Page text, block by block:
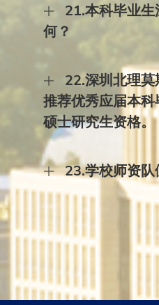
莫斯科大学插班生专项、
划、中俄政府互换奖学金
计划等项目资助。
罗斯大学进行专业课学习
上，具备用俄语开展专业
主要由莫斯科大学教师授
课教师和俄语语言课教师
地适应用俄语学习专业课
二年级开设英语课。 单学
语、俄语作为本科生的必
与其他大学有所不同。具
教育部的规定，通常在大
业工作（有别于大类招生
在学期间，只能转一次专
不得转回原专业。 （3）
专业，需要转入专业有空
核。最终不仅要学校同意
的同意。转入新专业有可
学籍专业转到单学籍专业
学校批准。转出双学籍专
学籍，转入新专业需要降
转到单学籍专业，需要转
准。转入新专业有可能需
专业转到双学籍专业，不
被莫斯科大学录取，这里
该生是否参加过学校测试
学起等诸多问题。因此，
21.本科毕业
何？
答：我校现有三届本科毕
业，毕业去向落实率超
生深造率超过87%，其中
名及双一流大学深造率超
造率达32.83%、在校攻
达47.42%。 攻读硕士研
斯：莫斯科大学、俄罗斯
斯人民友谊大学等。 美国
尼亚大学、约翰霍普金斯
加州大学、加州大学圣地
等。 英国：伦敦大学学
拉斯哥大学、爱丁堡大学
学、华威大学、纽卡斯尔
兰：代尔夫特理工大学、
坡：新加坡国立大学、南
莫纳什大学 日本：京都大
深圳国际研究生院、中国
22.深圳北理
推荐优秀应届本
硕士研究生资格。
​答：目前还没有。
23.学校师资队
答：学校师资队伍由莫斯
工大学选派教师以及全球
学校章程，莫斯科大学选
50%，全球引才标准“不
工大学的人才标准要求”
全职教学科研人员502人
师约占60%，北京理工大